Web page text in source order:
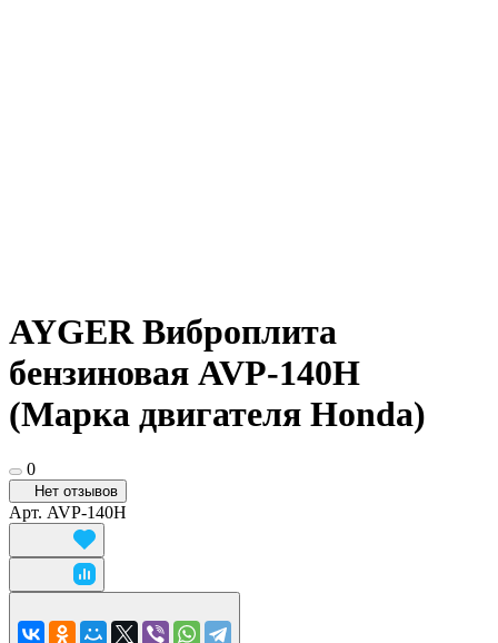
AYGER Виброплита
бензиновая AVP-140H
(Марка двигателя Honda)
0
Нет отзывов
Арт. AVP-140H